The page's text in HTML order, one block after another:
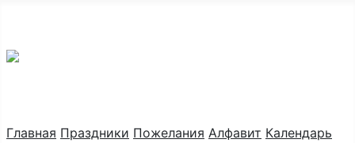
Главная Праздники Пожелания Алфавит Календарь